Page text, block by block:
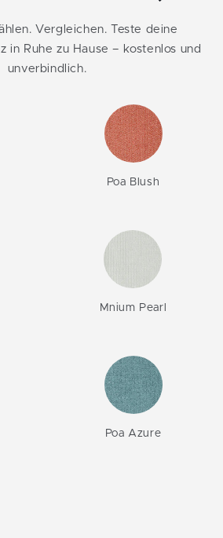
Vergleichen. Teste deine
in Ruhe zu Hause – kostenlos und
unverbindlich.
Poa Blush
Mnium Pearl
Poa Azure